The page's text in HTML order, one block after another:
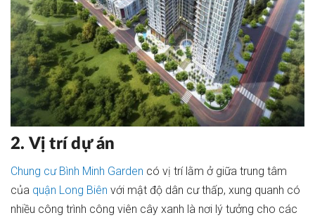
2. Vị trí dự án
Chung cư Bình Minh Garden có vị trí lằm ở giữa trung tâm
của quận Long Biên với mật độ dân cư thấp, xung quanh có
nhiều công trình công viên cây xanh là nơi lý tưởng cho các